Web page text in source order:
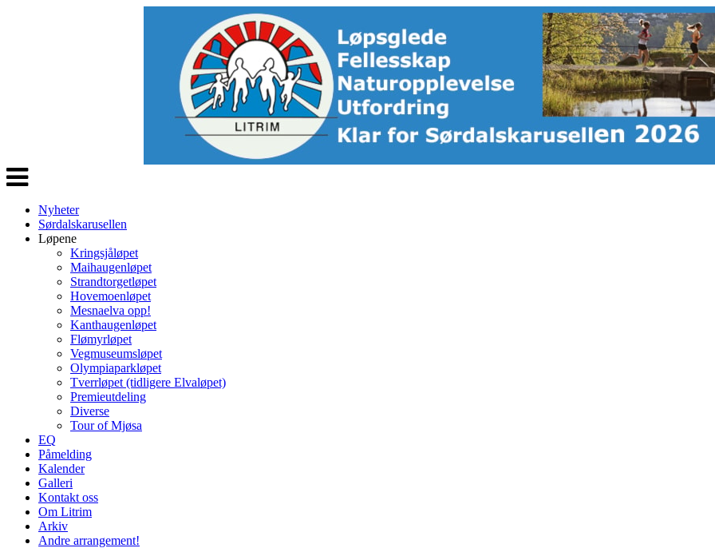
Veksle
navigasjon
Nyheter
Sørdalskarusellen
Løpene
Kringsjåløpet
Maihaugenløpet
Strandtorgetløpet
Hovemoenløpet
Mesnaelva opp!
Kanthaugenløpet
Flømyrløpet
Vegmuseumsløpet
Olympiaparkløpet
Tverrløpet (tidligere Elvaløpet)
Premieutdeling
Diverse
Tour of Mjøsa
EQ
Påmelding
Kalender
Galleri
Kontakt oss
Om Litrim
Arkiv
Andre arrangement!